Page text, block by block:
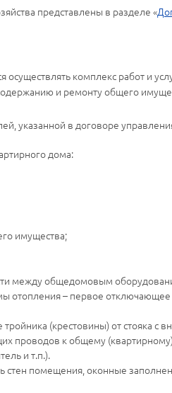
представлены в разделе «
осуществлять комплекс работ
и ремонту общего
указанной в договоре
дома:
имущества;
между общедомовым
отопления – первое
(крестовины) от стояка с
к общему (квартирному)
и т.п.).
стен помещения, оконные